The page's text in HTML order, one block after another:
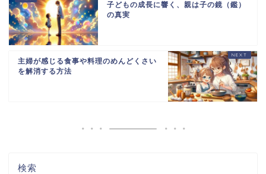
子どもの成長に響く、親は子の鏡（鑑）
の真実
主婦が感じる食事や料理のめんどくさい
を解消する方法
検索